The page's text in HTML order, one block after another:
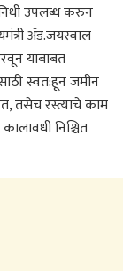
निधी उपलब्ध करुन
ॲड.जयस्वाल
याबाबत
स्वत:हून जमीन
तसेच रस्त्याचे काम
निश्चित